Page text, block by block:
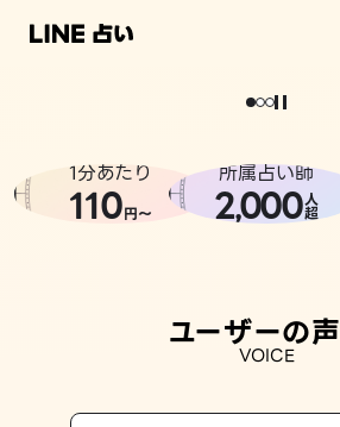
相談事例
どうせなら
。
1分あたり
110円〜
所属占い師
2,000人
超
ユーザーの声
VOICE